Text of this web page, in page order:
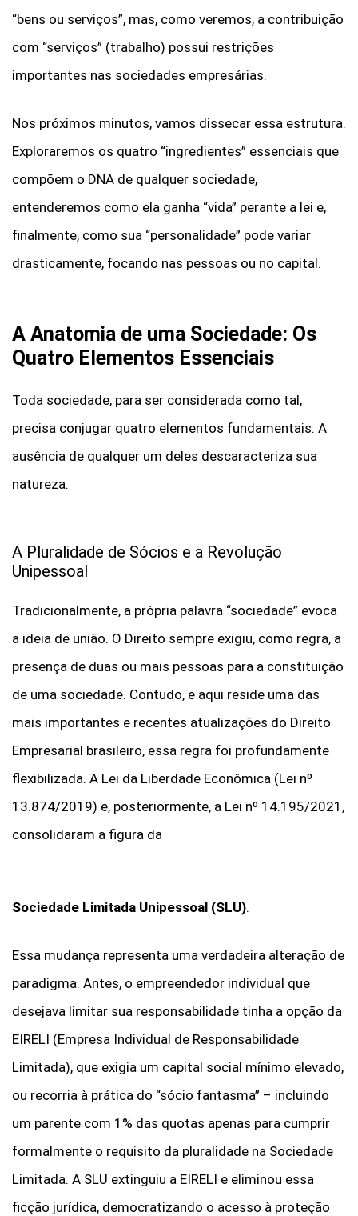
“bens ou serviços”, mas, como veremos, a contribuição
com “serviços” (trabalho) possui restrições
importantes nas sociedades empresárias.
Nos próximos minutos, vamos dissecar essa estrutura.
Exploraremos os quatro “ingredientes” essenciais que
compõem o DNA de qualquer sociedade,
entenderemos como ela ganha “vida” perante a lei e,
finalmente, como sua “personalidade” pode variar
drasticamente, focando nas pessoas ou no capital.
A Anatomia de uma Sociedade: Os
Quatro Elementos Essenciais
Toda sociedade, para ser considerada como tal,
precisa conjugar quatro elementos fundamentais. A
ausência de qualquer um deles descaracteriza sua
natureza.
A Pluralidade de Sócios e a Revolução
Unipessoal
Tradicionalmente, a própria palavra “sociedade” evoca
a ideia de união. O Direito sempre exigiu, como regra, a
presença de duas ou mais pessoas para a constituição
de uma sociedade. Contudo, e aqui reside uma das
mais importantes e recentes atualizações do Direito
Empresarial brasileiro, essa regra foi profundamente
flexibilizada. A Lei da Liberdade Econômica (Lei nº
13.874/2019) e, posteriormente, a Lei nº 14.195/2021,
consolidaram a figura da
Sociedade Limitada Unipessoal (SLU).
Essa mudança representa uma verdadeira alteração de
paradigma. Antes, o empreendedor individual que
desejava limitar sua responsabilidade tinha a opção da
EIRELI (Empresa Individual de Responsabilidade
Limitada), que exigia um capital social mínimo elevado,
ou recorria à prática do “sócio fantasma” – incluindo
um parente com 1% das quotas apenas para cumprir
formalmente o requisito da pluralidade na Sociedade
Limitada. A SLU extinguiu a EIRELI e eliminou essa
ficção jurídica, democratizando o acesso à proteção